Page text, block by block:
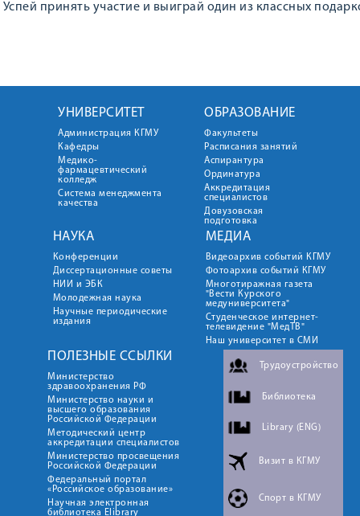
Успей принять участие и выиграй один из классных
УНИВЕРСИТЕТ
Администрация КГМУ
Кафедры
Медико-
фармацевтический
колледж
Система менеджмента
качества
ОБРАЗОВАНИЕ
Факультеты
Расписания занятий
Аспирантура
Ординатура
Аккредитация
специалистов
Довузовская
подготовка
НАУКА
Конференции
Диссертационные советы
НИИ и ЭБК
Молодежная наука
Научные периодические
издания
МЕДИА
Видеоархив событий КГМУ
Фотоархив событий КГМУ
Многотиражная газета
"Вести Курского
медуниверситета"
Студенческое интернет-
телевидение "МедТВ"
Наш университет в СМИ
ПОЛЕЗНЫЕ ССЫЛКИ
Министерство
здравоохранения РФ
Министерство науки и
высшего образования
Российской Федерации
Методический центр
аккредитации специалистов
Министерство просвещения
Российской Федерации
Федеральный портал
«Российское образование»
Научная электронная
библиотека Elibrary
Трудоустройство
Библиотека
Library (ENG)
Визит в КГМУ
Спорт в КГМУ